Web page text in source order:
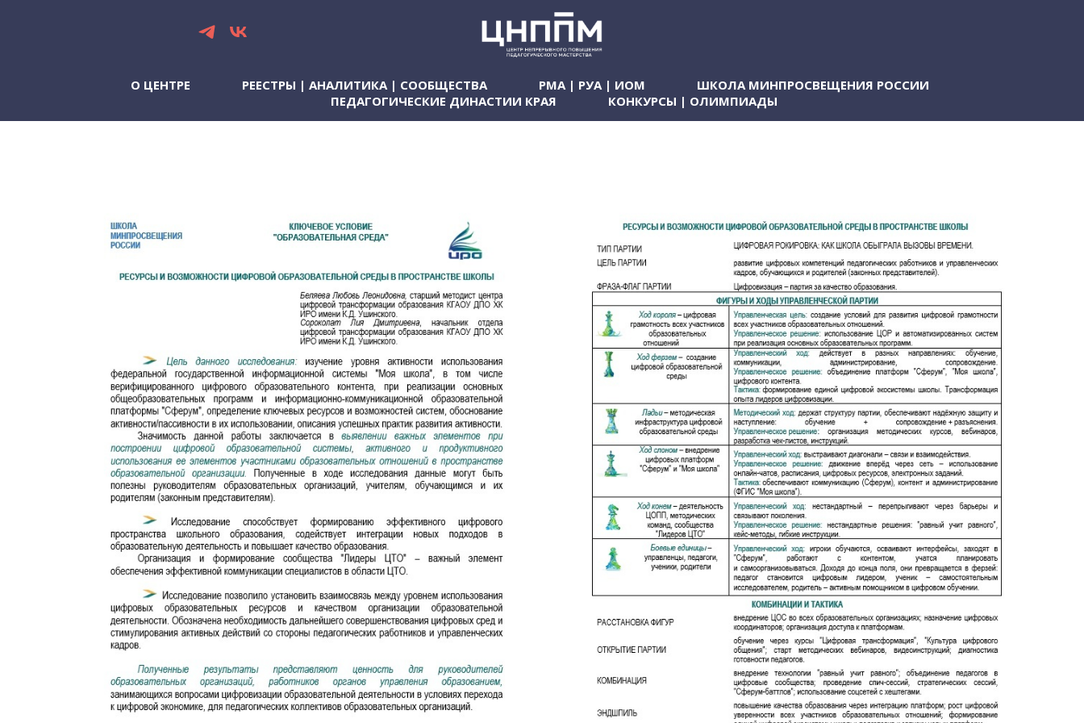
О ЦЕНТРЕ РЕЕСТРЫ | АНАЛИТИКА | СООБЩЕСТВА РМА | РУА | ИОМ
ШКОЛА МИНПРОСВЕЩЕНИЯ РОССИИ
ПЕДАГОГИЧЕСКИЕ ДИНАСТИИ КРАЯ
КОНКУРСЫ | ОЛИМПИАДЫ